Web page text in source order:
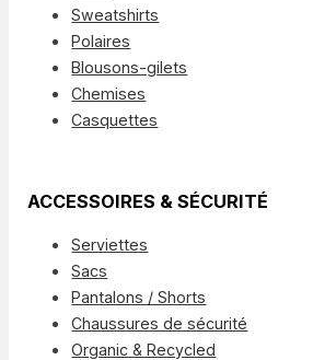
Sweatshirts
Polaires
Blousons-gilets
Chemises
Casquettes
ACCESSOIRES & SÉCURITÉ
Serviettes
Sacs
Pantalons / Shorts
Chaussures de sécurité
Organic & Recycled